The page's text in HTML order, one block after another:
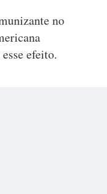
no
efeito.